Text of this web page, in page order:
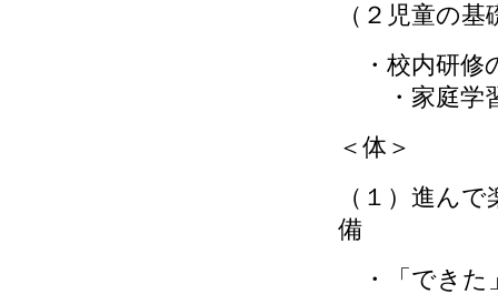
（２児童の
・校内研修
・家庭学
＜体＞
（１）進ん
備
・「できた